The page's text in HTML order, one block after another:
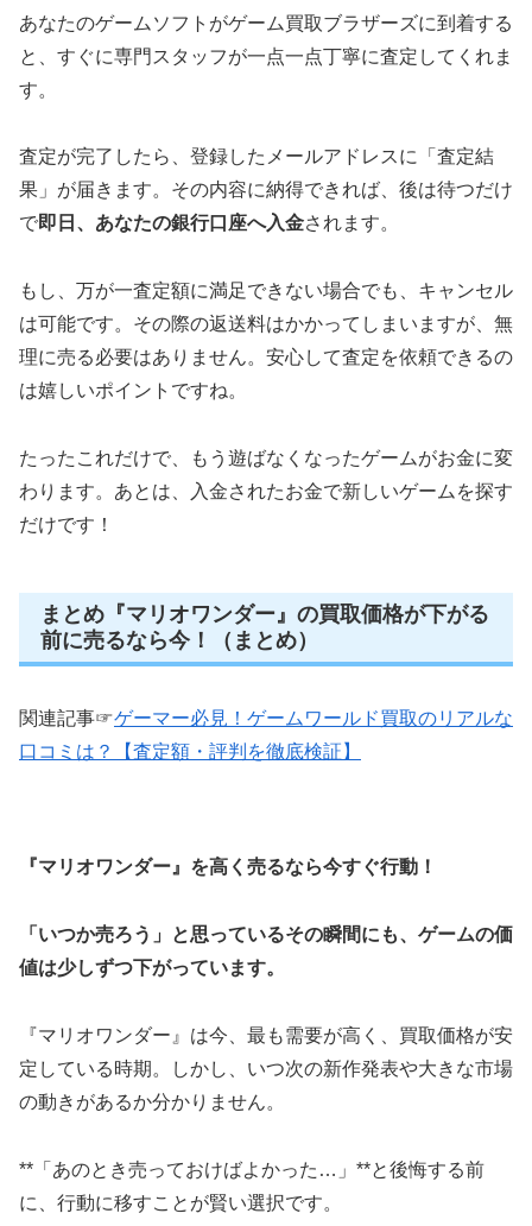
あなたのゲームソフトがゲーム買取ブラザーズに到着する
と、すぐに専門スタッフが一点一点丁寧に査定してくれま
す。
査定が完了したら、登録したメールアドレスに「査定結
果」が届きます。その内容に納得できれば、後は待つだけ
で即日、あなたの銀行口座へ入金されます。
もし、万が一査定額に満足できない場合でも、キャンセル
は可能です。その際の返送料はかかってしまいますが、無
理に売る必要はありません。安心して査定を依頼できるの
は嬉しいポイントですね。
たったこれだけで、もう遊ばなくなったゲームがお金に変
わります。あとは、入金されたお金で新しいゲームを探す
だけです！
まとめ『マリオワンダー』の買取価格が下がる
前に売るなら今！（まとめ）
関連記事☞ゲーマー必見！ゲームワールド買取のリアルな
口コミは？【査定額・評判を徹底検証】
『マリオワンダー』を高く売るなら今すぐ行動！
「いつか売ろう」と思っているその瞬間にも、ゲームの価
値は少しずつ下がっています。
『マリオワンダー』は今、最も需要が高く、買取価格が安
定している時期。しかし、いつ次の新作発表や大きな市場
の動きがあるか分かりません。
**「あのとき売っておけばよかった…」**と後悔する前
に、行動に移すことが賢い選択です。